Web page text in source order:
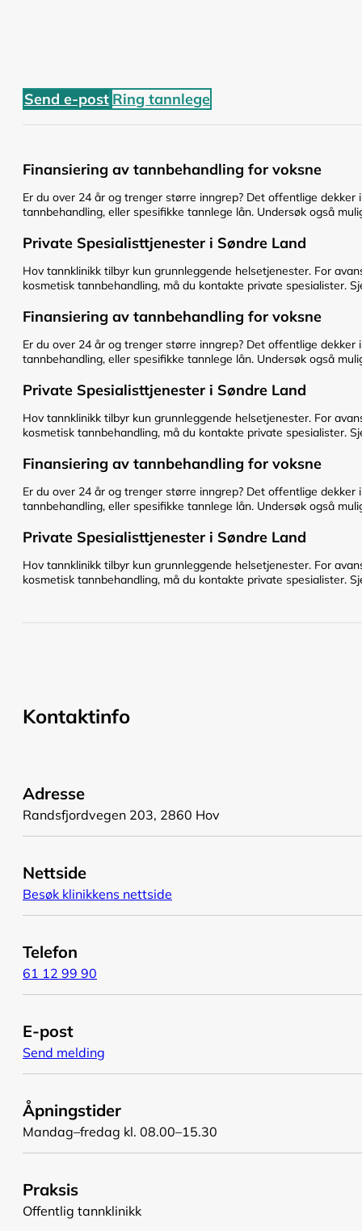
Send e-post Ring tannlege
Finansiering av tannbehandling for voksne
Er du over 24 år og trenger større inngrep? Det offentlige
tannbehandling, eller spesifikke tannlege lån. Undersøk også
Private Spesialisttjenester i Søndre Land
Hov tannklinikk tilbyr kun grunnleggende helsetjenester. For
kosmetisk tannbehandling, må du kontakte private spesialister.
Finansiering av tannbehandling for voksne
Er du over 24 år og trenger større inngrep? Det offentlige
tannbehandling, eller spesifikke tannlege lån. Undersøk også
Private Spesialisttjenester i Søndre Land
Hov tannklinikk tilbyr kun grunnleggende helsetjenester. For
kosmetisk tannbehandling, må du kontakte private spesialister.
Finansiering av tannbehandling for voksne
Er du over 24 år og trenger større inngrep? Det offentlige
tannbehandling, eller spesifikke tannlege lån. Undersøk også
Private Spesialisttjenester i Søndre Land
Hov tannklinikk tilbyr kun grunnleggende helsetjenester. For
kosmetisk tannbehandling, må du kontakte private spesialister.
Kontaktinfo
Adresse
Randsfjordvegen 203, 2860 Hov
Åpningstider
Mandag–fredag kl. 08.00–15.30
Telefon
61 12 99 90
Praksis
Offentlig tannklinikk
E-post
Send melding
Nettside
Besøk klinikkens nettside